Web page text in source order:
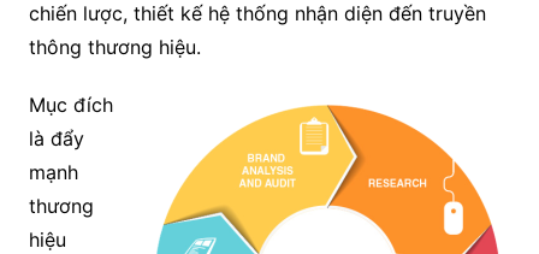
chiến lược, thiết kế hệ thống nhận diện đến truyền
thông thương hiệu.
Mục đích
là đẩy
mạnh
thương
hiệu